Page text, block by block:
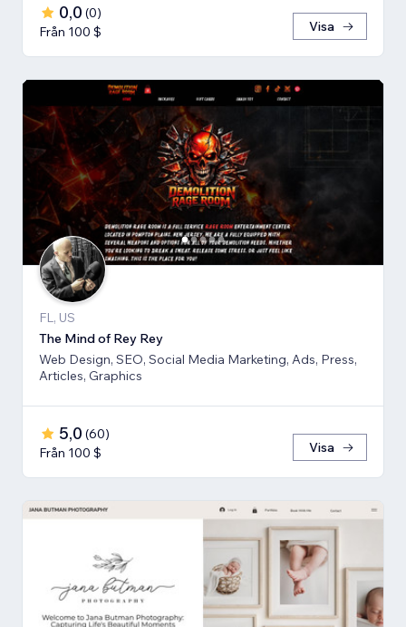
0,0 (0)
Från 100 $
Visa
FL, US
The Mind of Rey Rey
Web Design, SEO, Social Media Marketing, Ads, Press,
Articles, Graphics
5,0 (60)
Från 100 $
Visa